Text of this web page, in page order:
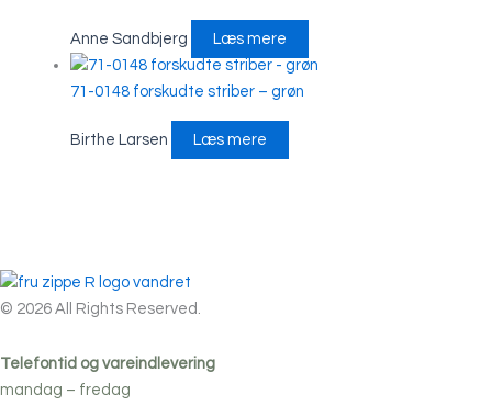
Anne Sandbjerg Læs mere
71-0148 forskudte striber – grøn
Birthe Larsen Læs mere
© 2026 All Rights Reserved.
Telefontid og vareindlevering
mandag – fredag